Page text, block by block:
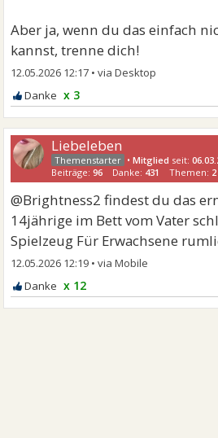
Aber ja, wenn du das einfach
kannst, trenne dich!
12.05.2026 12:17 •
x 3
Liebeleben
•Mitglied seit:
Beiträge:96 Danke: 431 Themen: 2
@Brightness2 findest du das
14jährige im Bett vom Vater
Spielzeug Für Erwachsene
12.05.2026 12:19 •
x 12